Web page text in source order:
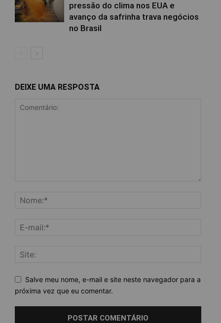
pressão do clima nos EUA e
avanço da safrinha trava negócios
no Brasil
DEIXE UMA RESPOSTA
Salve meu nome, e-mail e site neste navegador para a
próxima vez que eu comentar.